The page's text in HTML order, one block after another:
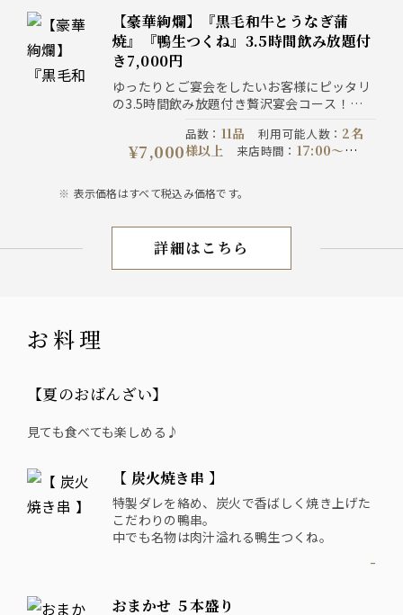
までにご予約ください
コース提
供時間：180分制
コース開催期
間：2026-07-06以降
注意事
価格は全て税込価格です。
【豪華絢爛】『黒毛和牛とうなぎ蒲
焼』『鴨生つくね』3.5時間飲み放題付
き7,000円
ゆったりとご宴会をしたいお客様にピッタリ
の3.5時間飲み放題付き贅沢宴会コース！
焼』と『鴨生つくね』『濃厚鴨出汁せいろ蕎
麦』を堪能する『料理11品』の宴！
¥7,000
品数 ： 11品 利用可能人数： 2名
様以上
来店時間 ： 17:00〜
供時間：210分制
格は全て税込価格です。
表示価格はすべて税込み価格です。
3H宴会
詳細はこちら
お料理
【夏のおばんざい】
見ても食べても楽しめる♪
【 炭火焼き串 】
特製ダレを絡め、炭火で香ばしく焼き上げた
こだわりの鴨串。
中でも名物は肉汁溢れる鴨生つくね。
-
おまかせ ５本盛り